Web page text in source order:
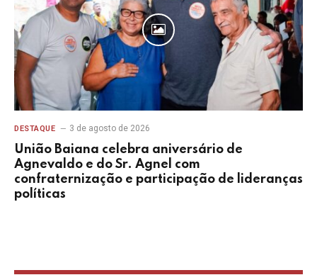
DESTAQUE 3 de agosto de 2026
União Baiana celebra aniversário de
Agnevaldo e do Sr. Agnel com
confraternização e participação de lideranças
políticas